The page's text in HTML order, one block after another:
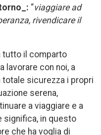
“viaggiare ad
rivendicare il
tutto il comparto
lavorare con noi, a
sicurezza i propri
serena,
a viaggiare e a
significa, in questo
che ha voglia di